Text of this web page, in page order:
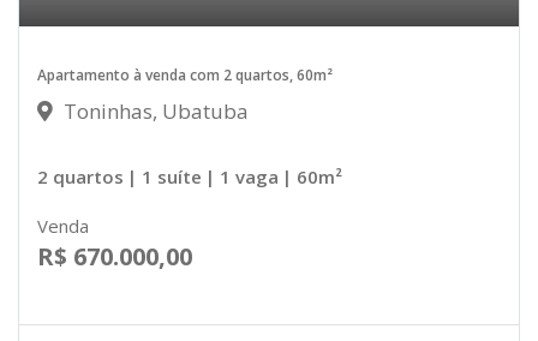
Apartamento à venda com 2 quartos, 60m²
Toninhas, Ubatuba
2 quartos | 1 suíte | 1 vaga | 60m²
Venda
R$ 670.000,00